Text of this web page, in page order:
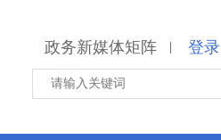
政务新媒体矩阵 | 登录